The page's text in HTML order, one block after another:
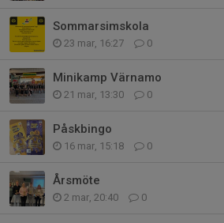
Sommarsimskola
23 mar, 16:27 0
Minikamp Värnamo
21 mar, 13:30 0
Påskbingo
16 mar, 15:18 0
Årsmöte
2 mar, 20:40 0